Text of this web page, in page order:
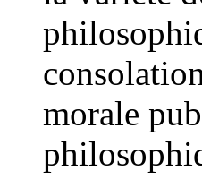
morale